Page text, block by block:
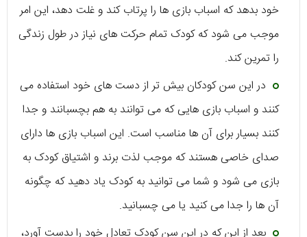
خود بدهد که اسباب بازی ها را پرتاب کند و غلت دهد، این امر
موجب می شود که کودک تمام حرکت های نیاز در طول زندگی
را تمرین کند.
در این سن کودکان بیش تر از دست های خود استفاده می
کنند و اسباب بازی هایی که می توانند به هم بچسبانند و جدا
کنند بسیار برای آن ها مناسب است. این اسباب بازی ها دارای
صدای خاصی هستند که موجب لذت برند و اشتیاق کودک به
بازی می شود و شما می توانید به کودک یاد دهید که چگونه
آن ها را جدا می کنید یا می چسبانید.